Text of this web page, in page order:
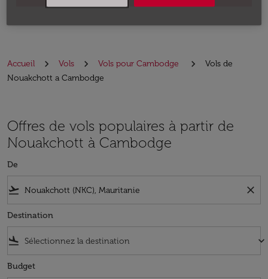
Accueil Vols Vols pour Cambodge
Vols de
Nouakchott a Cambodge
Offres de vols populaires à partir de
Nouakchott à Cambodge
De
flight_takeoff close
Destination
flight_land keyboard_arrow_down
Budget